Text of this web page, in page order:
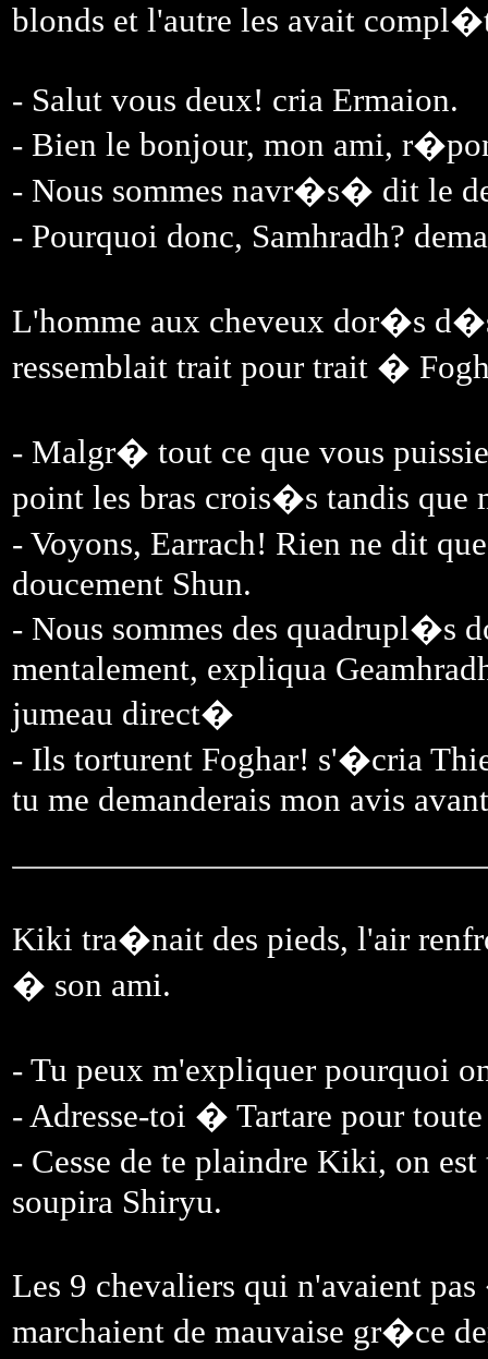
blonds et l'autre les avait
- Salut vous deux! cria Ermaion.
- Bien le bonjour, mon ami,
- Nous sommes navr�s� dit le
- Pourquoi donc, Samhradh?
L'homme aux cheveux dor�s
ressemblait trait pour trait �
- Malgr� tout ce que vous
point les bras crois�s tandis
- Voyons, Earrach! Rien ne dit
doucement Shun.
- Nous sommes des quadrupl�s
mentalement, expliqua
jumeau direct�
- Ils torturent Foghar! s'�cria
tu me demanderais mon avis
Kiki tra�nait des pieds, l'air
� son ami.
- Tu peux m'expliquer pourquoi
- Adresse-toi � Tartare pour
- Cesse de te plaindre Kiki, on
soupira Shiryu.
Les 9 chevaliers qui n'avaient
marchaient de mauvaise gr�ce